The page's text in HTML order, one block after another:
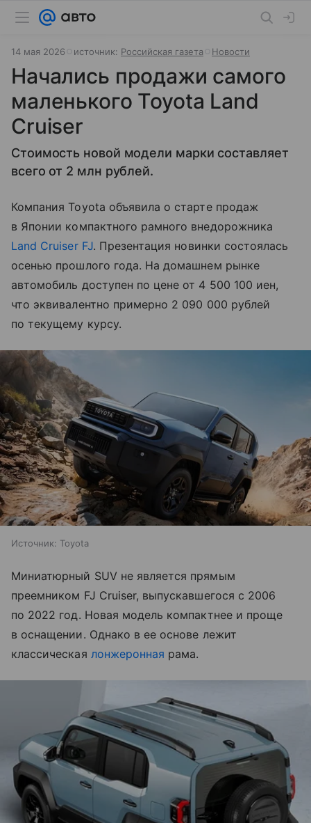
14 мая 2026 источник: Российская газета Новости
Начались продажи самого
маленького Toyota Land
Cruiser
Стоимость новой модели марки составляет
всего от 2 млн рублей.
Компания Toyota объявила о старте продаж
в Японии компактного рамного внедорожника
Land Cruiser FJ. Презентация новинки состоялась
осенью прошлого года. На домашнем рынке
автомобиль доступен по цене от 4 500 100 иен,
что эквивалентно примерно 2 090 000 рублей
по текущему курсу.
Источник: Toyota
Миниатюрный SUV не является прямым
преемником FJ Cruiser, выпускавшегося с 2006
по 2022 год. Новая модель компактнее и проще
в оснащении. Однако в ее основе лежит
классическая лонжеронная рама.